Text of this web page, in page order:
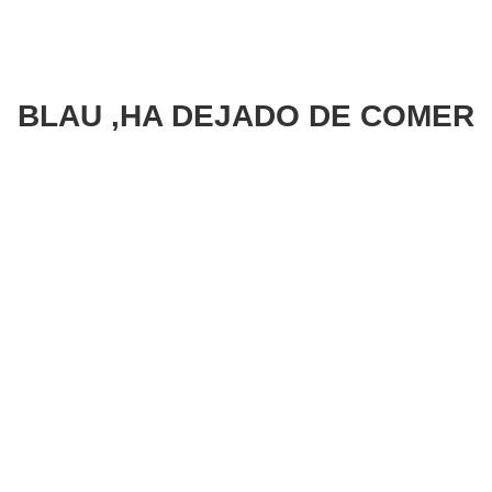
BLAU ,HA DEJADO DE COMER